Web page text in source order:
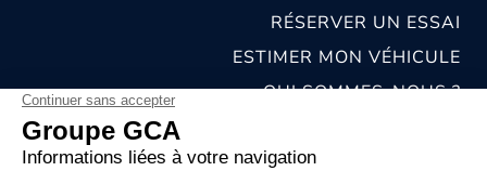
RÉSERVER UN ESSAI
ESTIMER MON VÉHICULE
QUI SOMMES-NOUS ?
NOS CONCESSIONS & CARROSSERIES